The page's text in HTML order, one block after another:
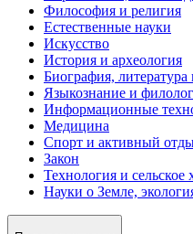
Философия и религия
Естественные науки
Искусство
История и археология
Биография, литература
Языкознание и
Информационные
Медицина
Спорт и активный
Закон
Технология и сельское
Науки о Земле,